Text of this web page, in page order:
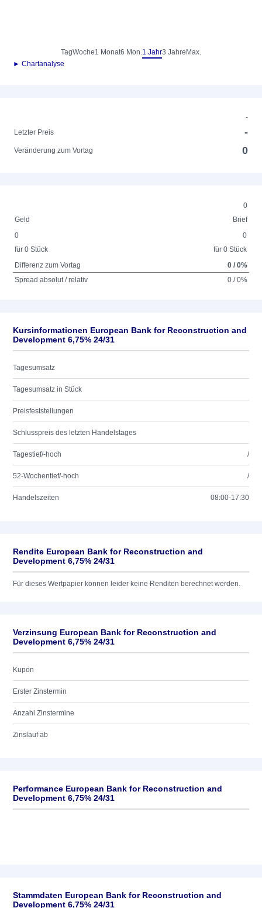
TagWoche1 Monat6 Mon.1 Jahr3 Jahre Max.
► Chartanalyse
-
Letzter Preis
-
Veränderung zum Vortag 0
0
Geld
Brief
0
für 0 Stück
0
für 0 Stück
Differenz zum Vortag
0 / 0%
Spread absolut / relativ
0 / 0%
Kursinformationen European Bank for Reconstruction and
Development 6,75% 24/31
Tagesumsatz
Tagesumsatz in Stück
Preisfeststellungen
Schlusspreis des letzten Handelstages
Tagestief/-hoch /
52-Wochentief/-hoch /
Handelszeiten 08:00-17:30
Rendite European Bank for Reconstruction and
Development 6,75% 24/31
Für dieses Wertpapier können leider keine Renditen berechnet werden.
Verzinsung European Bank for Reconstruction and
Development 6,75% 24/31
Kupon
Erster Zinstermin
Anzahl Zinstermine
Zinslauf ab
Performance European Bank for Reconstruction and
Development 6,75% 24/31
Stammdaten European Bank for Reconstruction and
Development 6,75% 24/31